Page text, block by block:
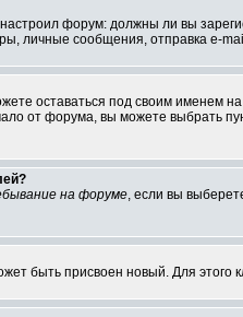
форум: должны ли вы
сообщения, отправка e-
оставаться под своим именем
от форума, вы можете выбрать
на форуме, если вы
быть присвоен новый. Для этого